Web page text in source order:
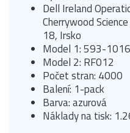
Dell Ireland
Cherrywood
18, Irsko
Model 1: 593-
Model 2: RF012
Počet stran: 4000
Balení: 1-pack
Barva: azurová
Náklady na tisk: